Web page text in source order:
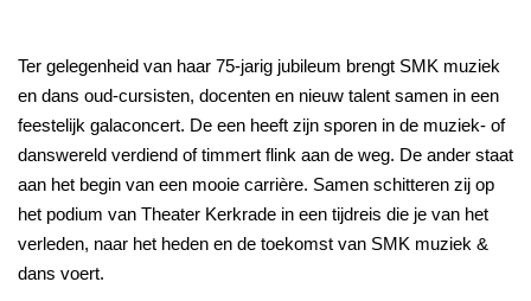
Ter gelegenheid van haar 75-jarig jubileum brengt SMK muziek
en dans oud-cursisten, docenten en nieuw talent samen in een
feestelijk galaconcert. De een heeft zijn sporen in de muziek- of
danswereld verdiend of timmert flink aan de weg. De ander staat
aan het begin van een mooie carrière. Samen schitteren zij op
het podium van Theater Kerkrade in een tijdreis die je van het
verleden, naar het heden en de toekomst van SMK muziek &
dans voert.